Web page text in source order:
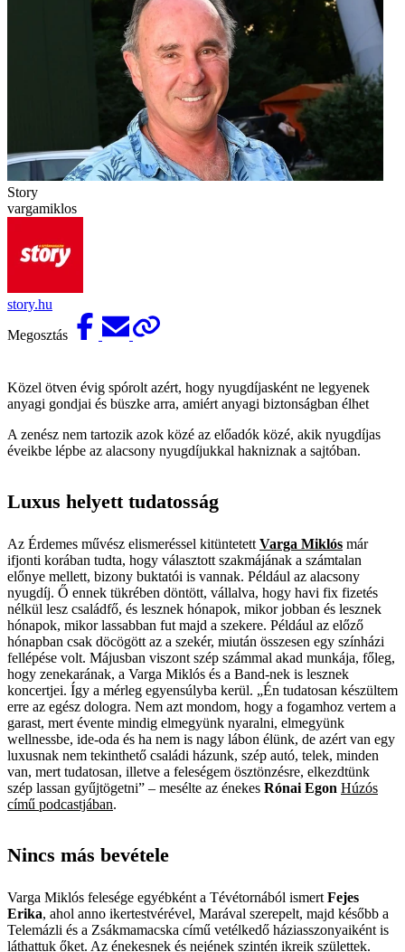
Story
vargamiklos
story.hu
Megosztás
Közel ötven évig spórolt azért, hogy nyugdíjasként ne legyenek
anyagi gondjai és büszke arra, amiért anyagi biztonságban élhet
A zenész nem tartozik azok közé az előadók közé, akik nyugdíjas
éveikbe lépbe az alacsony nyugdíjukkal hakniznak a sajtóban.
Luxus helyett tudatosság
Az Érdemes művész elismeréssel kitüntetett Varga Miklós már
ifjonti korában tudta, hogy választott szakmájának a számtalan
előnye mellett, bizony buktatói is vannak. Például az alacsony
nyugdíj. Ő ennek tükrében döntött, vállalva, hogy havi fix fizetés
nélkül lesz családfő, és lesznek hónapok, mikor jobban és lesznek
hónapok, mikor lassabban fut majd a szekere. Például az előző
hónapban csak döcögött az a szekér, miután összesen egy színházi
fellépése volt. Májusban viszont szép számmal akad munkája, főleg,
hogy zenekarának, a Varga Miklós és a Band-nek is lesznek
koncertjei. Így a mérleg egyensúlyba kerül. „Én tudatosan készültem
erre az egész dologra. Nem azt mondom, hogy a fogamhoz vertem a
garast, mert évente mindig elmegyünk nyaralni, elmegyünk
wellnessbe, ide-oda és ha nem is nagy lábon élünk, de azért van egy
luxusnak nem tekinthető családi házunk, szép autó, telek, minden
van, mert tudatosan, illetve a feleségem ösztönzésre, elkezdtünk
szép lassan gyűjtögetni” – mesélte az énekes Rónai Egon Húzós
című podcastjában.
Nincs más bevétele
Varga Miklós felesége egyébként a Tévétornából ismert Fejes
Erika, ahol anno ikertestvérével, Marával szerepelt, majd később a
Telemázli és a Zsákmamacska című vetélkedő háziasszonyaiként is
láthattuk őket. Az énekesnek és nejének szintén ikreik születtek.